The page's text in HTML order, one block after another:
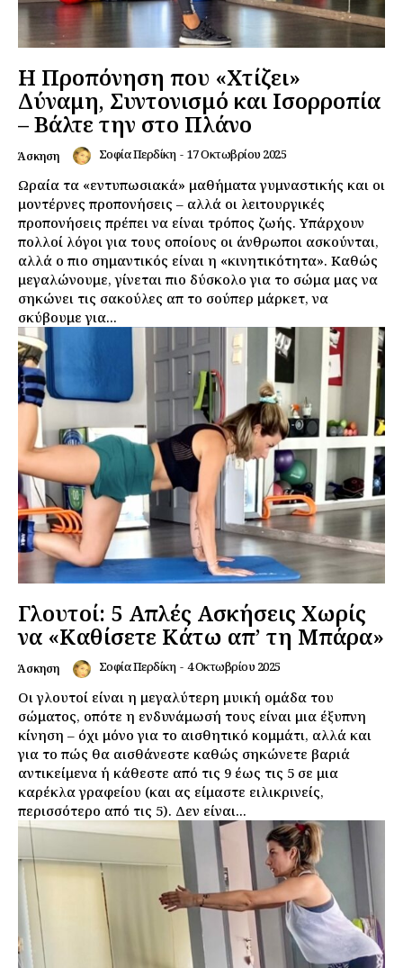
Η Προπόνηση που «Χτίζει»
Δύναμη, Συντονισμό και Ισορροπία
– Βάλτε την στο Πλάνο
Άσκηση Σοφία Περδίκη - 17 Οκτωβρίου 2025
Ωραία τα «εντυπωσιακά» μαθήματα γυμναστικής και οι
μοντέρνες προπονήσεις – αλλά οι λειτουργικές
προπονήσεις πρέπει να είναι τρόπος ζωής. Υπάρχουν
πολλοί λόγοι για τους οποίους οι άνθρωποι ασκούνται,
αλλά ο πιο σημαντικός είναι η «κινητικότητα». Καθώς
μεγαλώνουμε, γίνεται πιο δύσκολο για το σώμα μας να
σηκώνει τις σακούλες απ το σούπερ μάρκετ, να
σκύβουμε για...
Γλουτοί: 5 Απλές Ασκήσεις Χωρίς
να «Καθίσετε Κάτω απ’ τη Μπάρα»
Άσκηση Σοφία Περδίκη - 4 Οκτωβρίου 2025
Οι γλουτοί είναι η μεγαλύτερη μυική ομάδα του
σώματος, οπότε η ενδυνάμωσή τους είναι μια έξυπνη
κίνηση – όχι μόνο για το αισθητικό κομμάτι, αλλά και
για το πώς θα αισθάνεστε καθώς σηκώνετε βαριά
αντικείμενα ή κάθεστε από τις 9 έως τις 5 σε μια
καρέκλα γραφείου (και ας είμαστε ειλικρινείς,
περισσότερο από τις 5). Δεν είναι...